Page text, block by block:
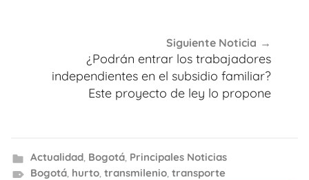
Siguiente Noticia
¿Podrán entrar los trabajadores
independientes en el subsidio familiar?
Este proyecto de ley lo propone
Actualidad, Bogotá, Principales Noticias
Bogotá, hurto, transmilenio, transporte